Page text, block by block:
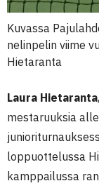
Kuvassa
nelinpelin viime
Hietaranta
Laura Hietaranta
mestaruuksia
loppuottelussa
kamppailussa